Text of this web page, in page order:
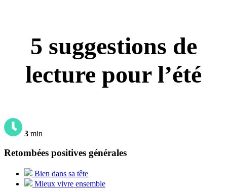
5 suggestions de
lecture pour l’été
3 min
Retombées positives générales
Bien dans sa tête
Mieux vivre ensemble